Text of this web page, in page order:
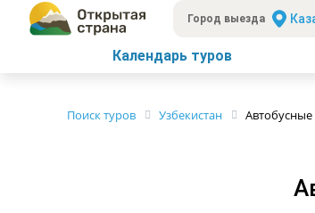
Город выезда
Календарь туров
Поиск туров Узбекистан